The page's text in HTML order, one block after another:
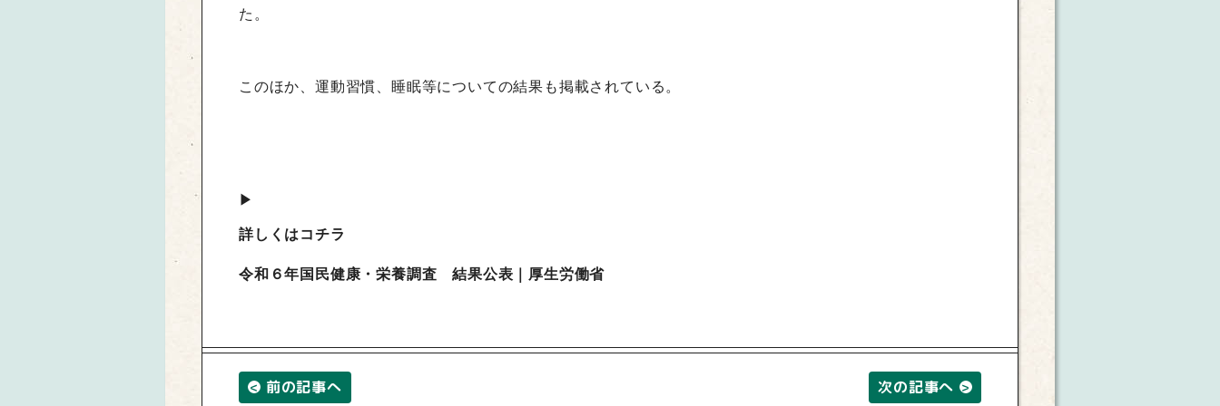
た。
このほか、運動習慣、睡眠等についての結果も掲載されている。
▶
詳しくはコチラ
令和６年国民健康・栄養調査 結果公表｜厚生労働省
< 前の記事へ 次の記事へ >